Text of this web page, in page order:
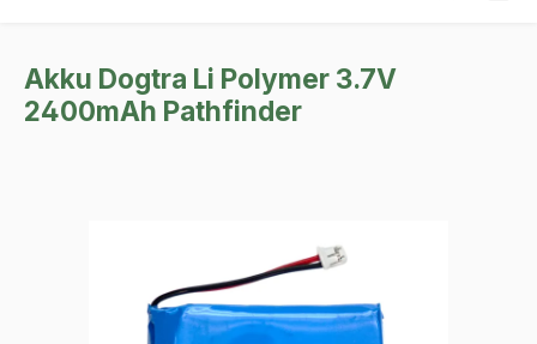
Akku Dogtra Li Polymer 3.7V
2400mAh Pathfinder